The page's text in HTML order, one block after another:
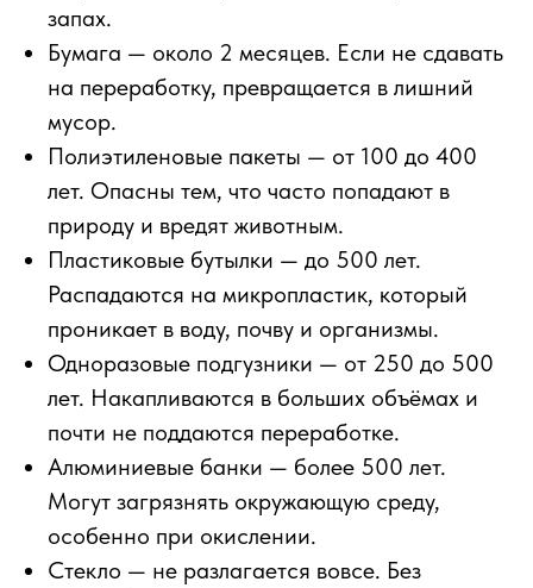
запах.
Бумага — около 2 месяцев. Если не сдавать
на переработку, превращается в лишний
мусор.
Полиэтиленовые пакеты — от 100 до 400
лет. Опасны тем, что часто попадают в
природу и вредят животным.
Пластиковые бутылки — до 500 лет.
Распадаются на микропластик, который
проникает в воду, почву и организмы.
Одноразовые подгузники — от 250 до 500
лет. Накапливаются в больших объёмах и
почти не поддаются переработке.
Алюминиевые банки — более 500 лет.
Могут загрязнять окружающую среду,
особенно при окислении.
Стекло — не разлагается вовсе. Без